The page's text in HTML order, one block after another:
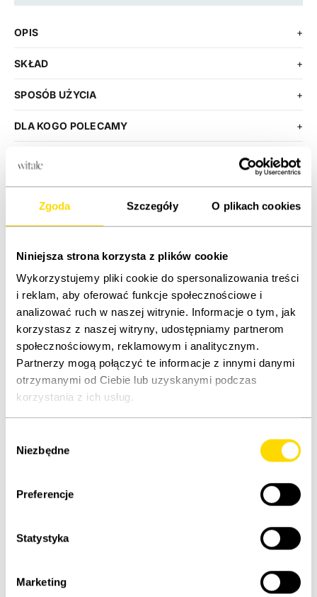
Zgoda Szczegóły O plikach cookies
Niniejsza strona korzysta z plików cookie
Wykorzystujemy pliki cookie do spersonalizowania treści
i reklam, aby oferować funkcje społecznościowe i
analizować ruch w naszej witrynie. Informacje o tym, jak
korzystasz z naszej witryny, udostępniamy partnerom
społecznościowym, reklamowym i analitycznym.
Partnerzy mogą połączyć te informacje z innymi danymi
otrzymanymi od Ciebie lub uzyskanymi podczas
korzystania z ich usług.
zgody
Niezbędne
Preferencje
Statystyka
Marketing
OPIS +
SKŁAD +
SPOSÓB UŻYCIA +
DLA KOGO POLECAMY +
Zmniejsz ilość
DODAJ DO KOSZYKA
KUP TERAZ
ETYKIETA PRODUKTU
OPIS OCENY